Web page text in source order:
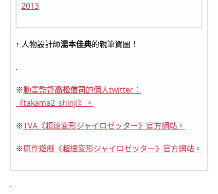
2013
↑ 人物設計師湯本佳典的親筆賀圖！
.
※動畫監督高松信司的個人twitter：
《takama2_shinji》。
※TVA《超速変形ジャイロゼッター》官方網站。
※原作遊戲《超速変形ジャイロゼッター》官方網站。
.